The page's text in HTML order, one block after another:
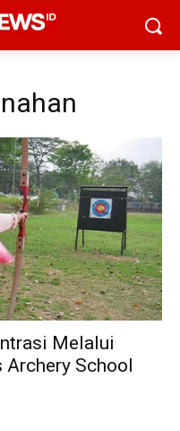
Melalui
Archery School